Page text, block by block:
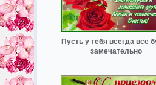
Пусть у тебя всегда всё
замечательно